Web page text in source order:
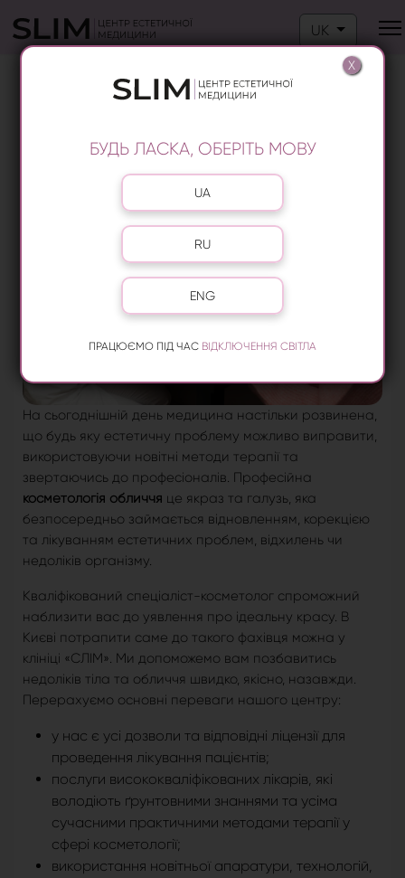
Оберіть свою
UK
КОСМЕТОЛОГІЯ ОБЛИЧЧЯ
На сьогоднішній день медицина настільки розвинена,
що будь яку естетичну проблему можливо виправити,
використовуючи новітні методи терапії та
звертаючись до професіоналів. Професійна
косметологія обличчя це якраз та галузь, яка
безпосередньо займається відновленням, корекцією
та лікуванням естетичних проблем, відхилень чи
недоліків організму.
Кваліфікований спеціаліст-косметолог спроможний
наблизити вас до уявлення про ідеальну красу. В
Києві потрапити саме до такого фахівця можна у
клініці «СЛІМ». Ми допоможемо вам позбавитись
недоліків тіла та обличчя швидко, якісно, назавжди.
Перерахуємо основні переваги нашого центру:
у нас є усі дозволи та відповідні ліцензії для
проведення лікування пацієнтів;
послуги висококваліфікованих лікарів, які
володіють ґрунтовними знаннями та усіма
сучасними практичними методами терапії у
сфері косметології;
використання новітньої апаратури, технологій,
БУДЬ ЛАСКА, ОБЕРІТЬ МОВУ
Оберіть свою мову
UA
RU
ENG
ПРАЦЮЄМО ПІД ЧАС ВІДКЛЮЧЕННЯ СВІТЛА
X